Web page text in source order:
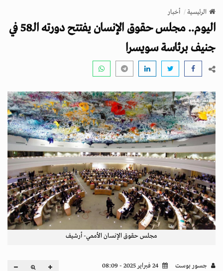
v
g
a
t
n
الرئيسية أخبار
اليوم.. مجلس حقوق الإنسان يفتتح دورته الـ58 في
جنيف برئاسة سويسرا
مجلس حقوق الإنسان الأممي- أرشيف
جسور بوست